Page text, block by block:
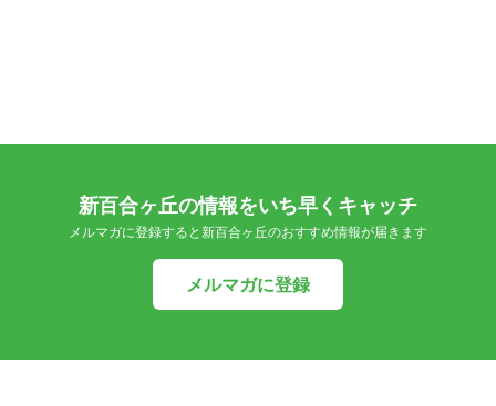
新百合ヶ丘の情報をいち早くキャッチ
メルマガに登録すると新百合ヶ丘のおすすめ情報が届きます
メルマガに登録